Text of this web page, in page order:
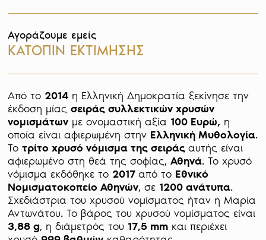
Αγοράζουμε εμείς
ΚΑΤΟΠΙΝ ΕΚΤΙΜΗΣΗΣ
Από το 2014 η Ελληνική Δημοκρατία ξεκίνησε την
έκδοση μίας σειράς συλλεκτικών χρυσών
νομισμάτων με ονομαστική αξία 100 Ευρώ, η
οποία είναι αφιερωμένη στην Ελληνική Μυθολογία.
Το τρίτο χρυσό νόμισμα της σειράς αυτής είναι
αφιερωμένο στη θεά της σοφίας, Αθηνά. Το χρυσό
νόμισμα εκδόθηκε το 2017 από το Εθνικό
Νομισματοκοπείο Αθηνών, σε 1200 ανάτυπα.
Σχεδιάστρια του χρυσού νομίσματος ήταν η Μαρία
3,88 g, η διάμετρός του 17,5 mm και περιέχει